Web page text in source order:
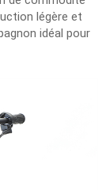
légère et
idéal pour